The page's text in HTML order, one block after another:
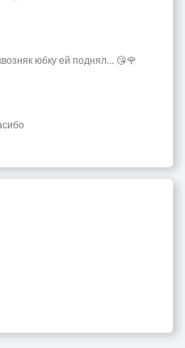
юбку ей поднял... 😘🌹